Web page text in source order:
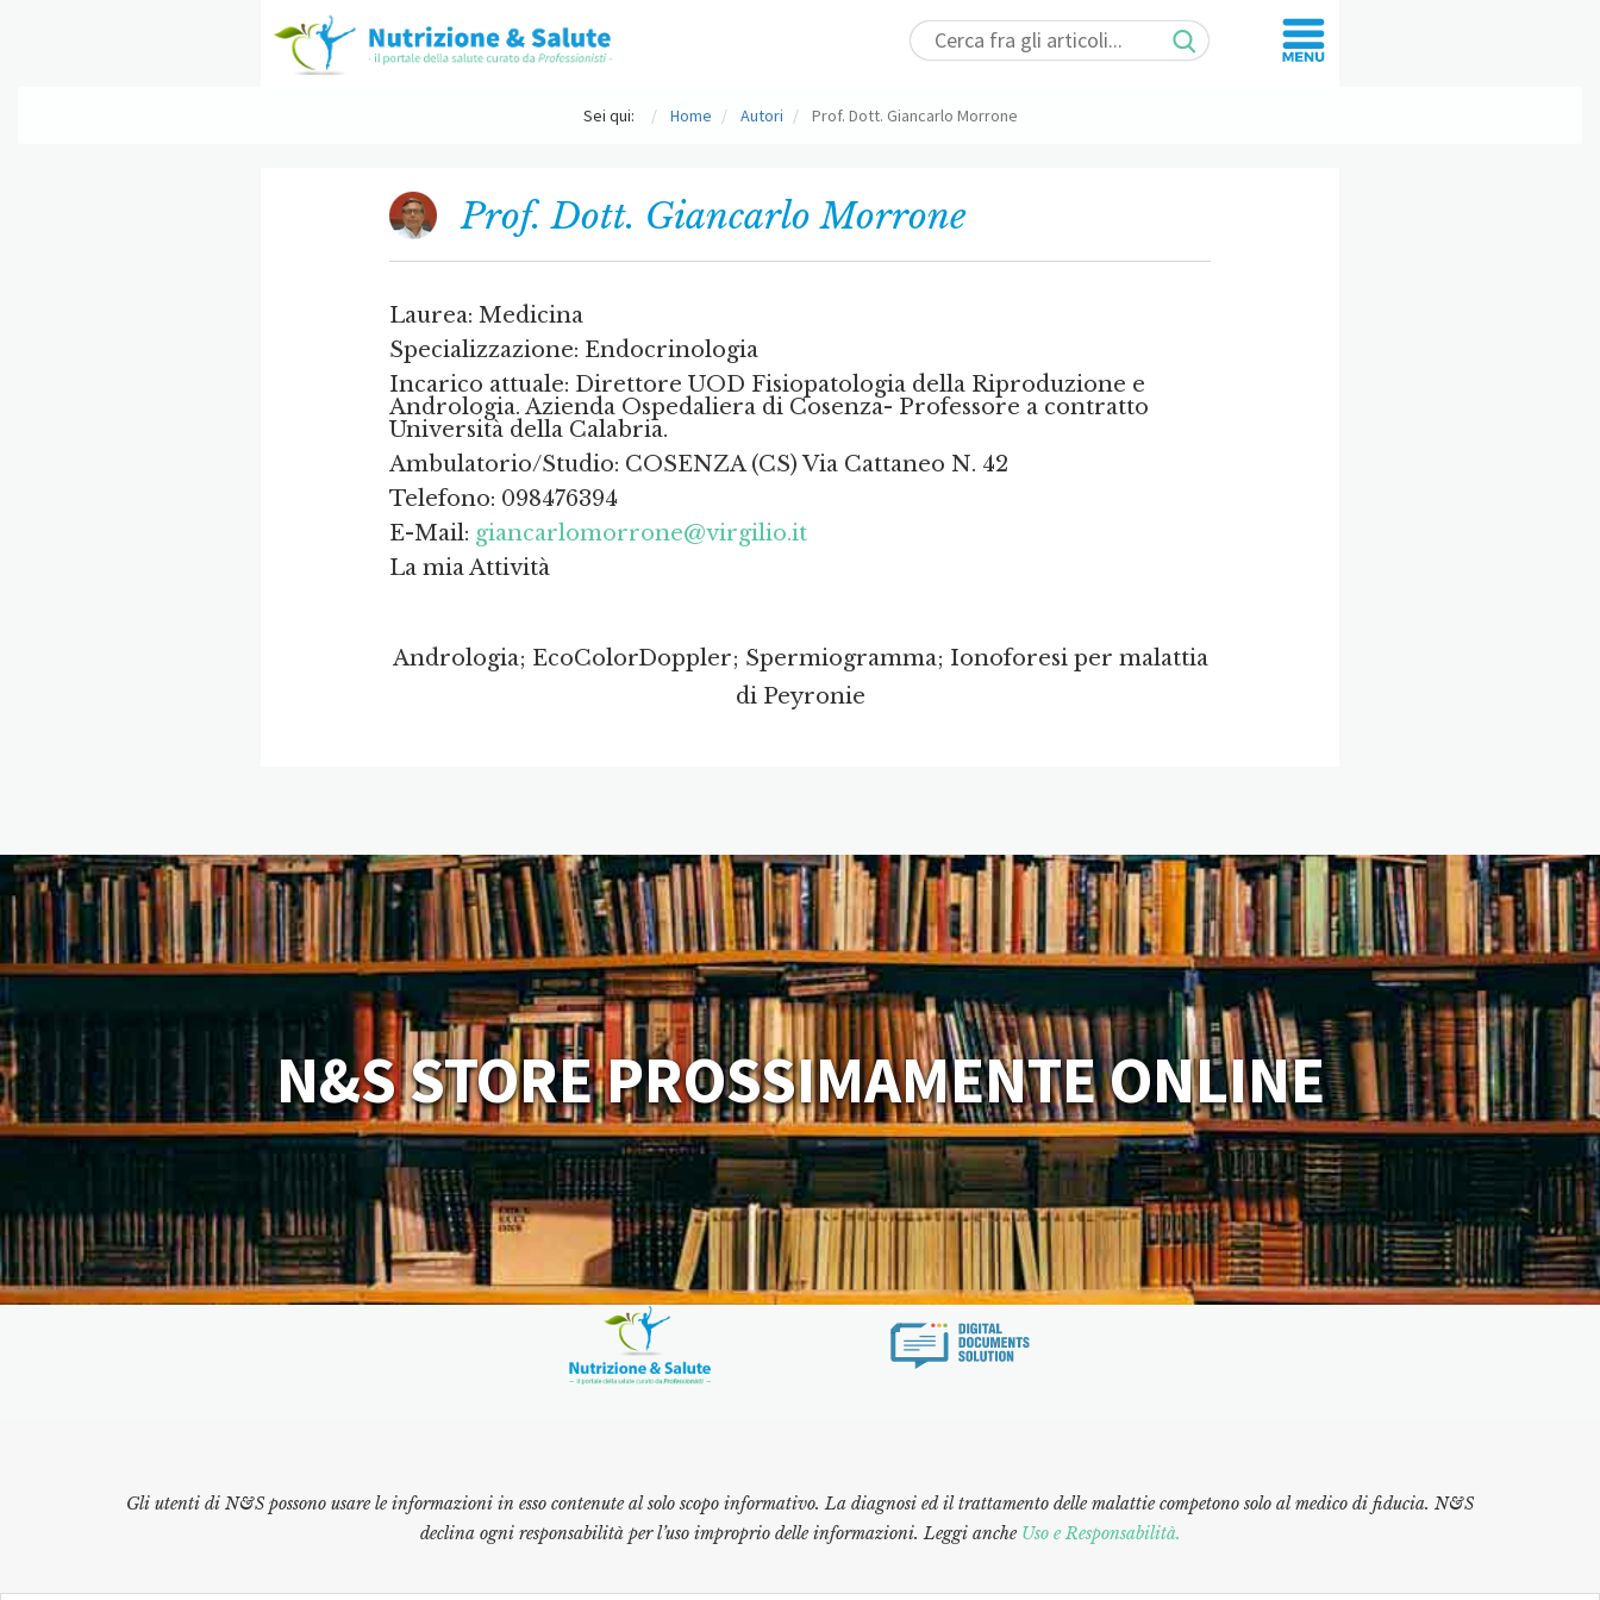
Sei qui: Home Autori Prof. Dott. Giancarlo Morrone
Prof. Dott. Giancarlo Morrone
Laurea: Medicina
Specializzazione: Endocrinologia
Incarico attuale: Direttore UOD Fisiopatologia della Riproduzione e
Andrologia. Azienda Ospedaliera di Cosenza- Professore a contratto
Università della Calabria.
Ambulatorio/Studio: COSENZA (CS) Via Cattaneo N. 42
Telefono: 098476394
E-Mail: giancarlomorrone@virgilio.it
La mia Attività
Andrologia; EcoColorDoppler; Spermiogramma; Ionoforesi per malattia
di Peyronie
N&S STORE PROSSIMAMENTE ONLINE
Gli utenti di N&S possono usare le informazioni in esso contenute al solo scopo informativo. La diagnosi ed il trattamento delle malattie competono solo al medico di fiducia. N&S
declina ogni responsabilità per l’uso improprio delle informazioni. Leggi anche Uso e Responsabilità.